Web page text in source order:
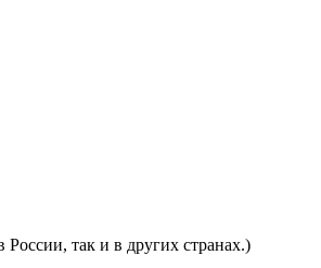
так и в других странах.)